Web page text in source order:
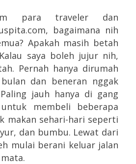
para traveler dan
bagaimana nih
Apakah masih betah
saya boleh jujur nih,
Pernah hanya dirumah
dan beneran nggak
Paling jauh hanya di gang
membeli beberapa
makan sehari-hari seperti
dan bumbu. Lewat dari
mulai berani keluar jalan